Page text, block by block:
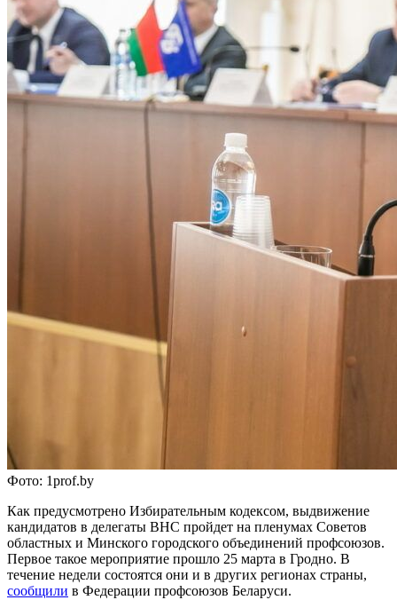
Фото: 1prof.by
Как предусмотрено Избирательным кодексом, выдвижение
кандидатов в делегаты ВНС пройдет на пленумах Советов
областных и Минского городского объединений профсоюзов.
Первое такое мероприятие прошло 25 марта в Гродно. В
течение недели состоятся они и в других регионах страны,
сообщили в Федерации профсоюзов Беларуси.